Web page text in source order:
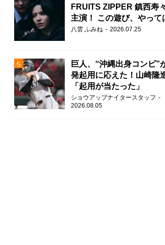
FRUITS ZIPPER 鎮西寿
主演！ この遊び、やって
けません。
八雲 ふみね 2026.07.25
巨人、“沖縄出身コンビ”
発起用に応えた！山崎隆
「起用が当たった」
ショウアップナイタースタッフ
2026.08.05